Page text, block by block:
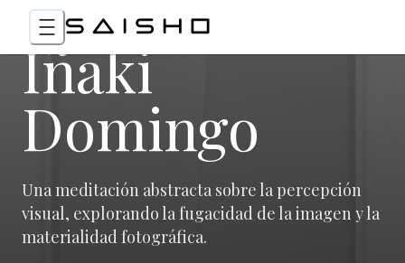
Iñaki
Domingo
Una meditación abstracta sobre la percepción
visual, explorando la fugacidad de la imagen y la
materialidad fotográfica.